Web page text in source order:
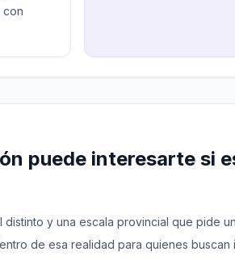
con
puede interesarte si
y una escala provincial que pide
de esa realidad para quienes buscan